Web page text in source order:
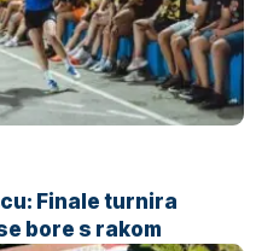
Finale turnira
bore s rakom